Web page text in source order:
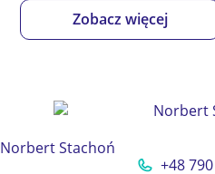
Zobacz więcej
Norbert Stachoń
+48